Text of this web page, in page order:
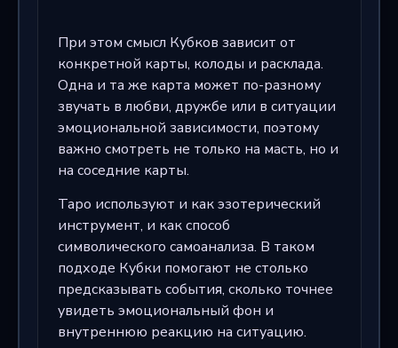
При этом смысл Кубков зависит от
конкретной карты, колоды и расклада.
Одна и та же карта может по-разному
звучать в любви, дружбе или в ситуации
эмоциональной зависимости, поэтому
важно смотреть не только на масть, но и
на соседние карты.
Таро используют и как эзотерический
инструмент, и как способ
символического самоанализа. В таком
подходе Кубки помогают не столько
предсказывать события, сколько точнее
увидеть эмоциональный фон и
внутреннюю реакцию на ситуацию.